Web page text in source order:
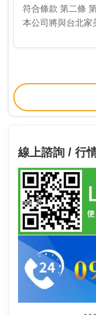
符合條款 第二條
本公司將與台北家
事歐霖投資 (股)
線上諮詢 / 行